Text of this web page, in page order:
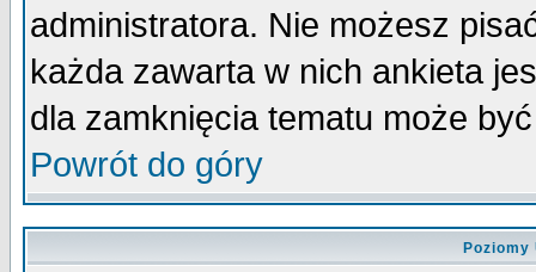
administratora. Nie możesz
każda zawarta w nich ankieta
dla zamknięcia tematu może
Powrót do góry